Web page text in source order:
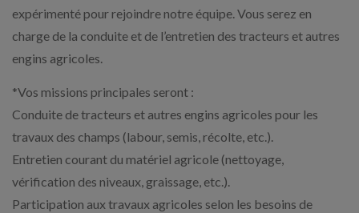
expérimenté pour rejoindre notre équipe. Vous serez en
charge de la conduite et de l’entretien des tracteurs et autres
engins agricoles.
*Vos missions principales seront :
Conduite de tracteurs et autres engins agricoles pour les
travaux des champs (labour, semis, récolte, etc.).
Entretien courant du matériel agricole (nettoyage,
vérification des niveaux, graissage, etc.).
Participation aux travaux agricoles selon les besoins de